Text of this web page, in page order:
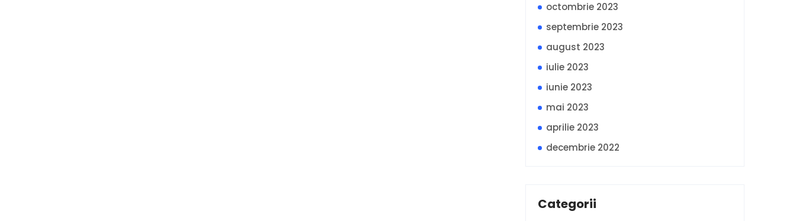
octombrie 2023
septembrie 2023
august 2023
iulie 2023
iunie 2023
mai 2023
aprilie 2023
decembrie 2022
Categorii